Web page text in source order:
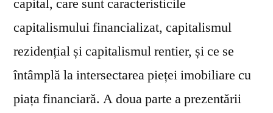
capitalismului financializat, capitalismul
rezidențial și capitalismul rentier, și ce se
întâmplă la intersectarea pieței imobiliare cu
piața financiară. A doua parte a prezentării